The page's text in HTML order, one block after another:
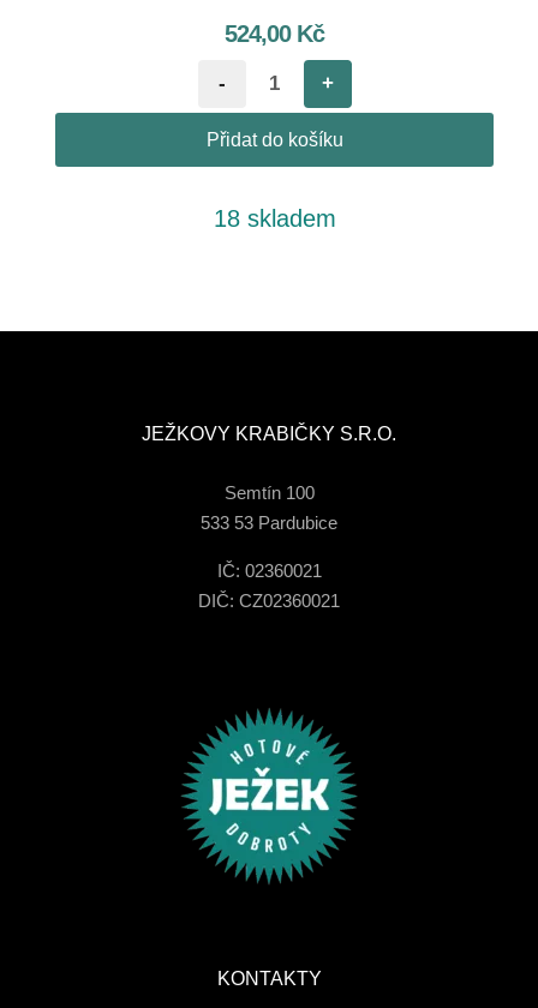
524,00 Kč
- +
Přidat do košíku
18 skladem
JEŽKOVY KRABIČKY S.R.O.
Semtín 100
533 53 Pardubice
IČ: 02360021
DIČ: CZ02360021
KONTAKTY